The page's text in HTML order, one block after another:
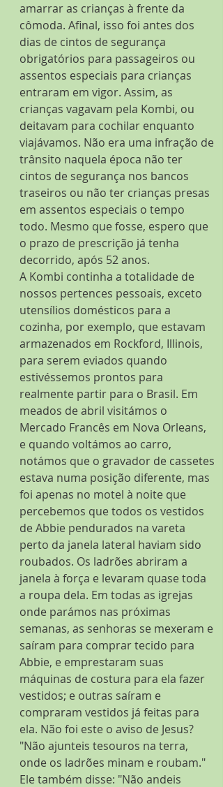
amarrar as crianças à frente da
cômoda. Afinal, isso foi antes dos
dias de cintos de segurança
obrigatórios para passageiros ou
assentos especiais para crianças
entraram em vigor. Assim, as
crianças vagavam pela Kombi, ou
deitavam para cochilar enquanto
viajávamos. Não era uma infração de
trânsito naquela época não ter
cintos de segurança nos bancos
traseiros ou não ter crianças presas
em assentos especiais o tempo
todo. Mesmo que fosse, espero que
o prazo de prescrição já tenha
decorrido, após 52 anos.
A Kombi continha a totalidade de
nossos pertences pessoais, exceto
utensílios domésticos para a
cozinha, por exemplo, que estavam
armazenados em Rockford, Illinois,
para serem eviados quando
estivéssemos prontos para
realmente partir para o Brasil. Em
meados de abril visitámos o
Mercado Francês em Nova Orleans,
e quando voltámos ao carro,
notámos que o gravador de cassetes
estava numa posição diferente, mas
foi apenas no motel à noite que
percebemos que todos os vestidos
de Abbie pendurados na vareta
perto da janela lateral haviam sido
roubados. Os ladrões abriram a
janela à força e levaram quase toda
a roupa dela. Em todas as igrejas
onde parámos nas próximas
semanas, as senhoras se mexeram e
saíram para comprar tecido para
Abbie, e emprestaram suas
máquinas de costura para ela fazer
vestidos; e outras saíram e
compraram vestidos já feitas para
ela. Não foi este o aviso de Jesus?
"Não ajunteis tesouros na terra,
onde os ladrões minam e roubam."
Ele também disse: "Não andeis